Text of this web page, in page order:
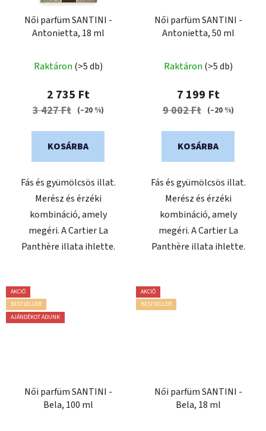
Női parfüm SANTINI -
Antonietta, 18 ml
Raktáron (>5 db)
2 735 Ft
3 427 Ft (–20 %)
KOSÁRBA
Fás és gyümölcsös illat.
Merész és érzéki
kombináció, amely
megéri. A Cartier La
Panthère illata ihlette.
Női parfüm SANTINI -
Antonietta, 50 ml
termék
átlagos
értékelése
5,0
Raktáron (>5 db)
7 199 Ft
9 002 Ft (–20 %)
KOSÁRBA
Fás és gyümölcsös illat.
Merész és érzéki
kombináció, amely
megéri. A Cartier La
Panthère illata ihlette.
AKCIÓ
BESTSELLER
AJÁNDÉKOT ADUNK
Női parfüm SANTINI -
Bela, 100 ml
AKCIÓ
BESTSELLER
Női parfüm SANTINI -
Bela, 18 ml